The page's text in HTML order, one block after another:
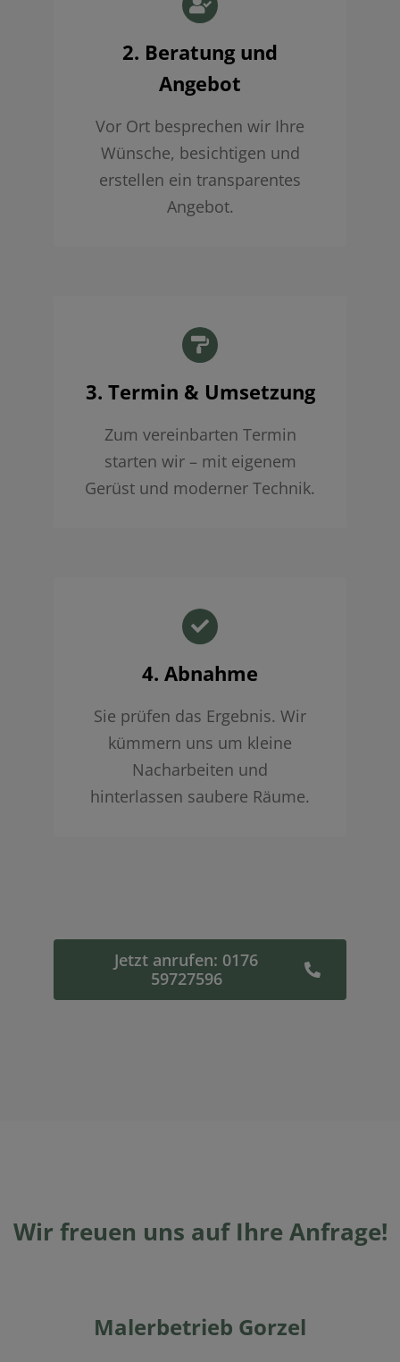
2. Beratung und
Angebot
Vor Ort besprechen wir Ihre
Wünsche, besichtigen und
erstellen ein transparentes
Angebot.
3. Termin & Umsetzung
Zum vereinbarten Termin
starten wir – mit eigenem
Gerüst und moderner Technik.
4. Abnahme
Sie prüfen das Ergebnis. Wir
kümmern uns um kleine
Nacharbeiten und
hinterlassen saubere Räume.
Jetzt anrufen: 0176
59727596
Wir freuen uns auf Ihre Anfrage!
Malerbetrieb Gorzel